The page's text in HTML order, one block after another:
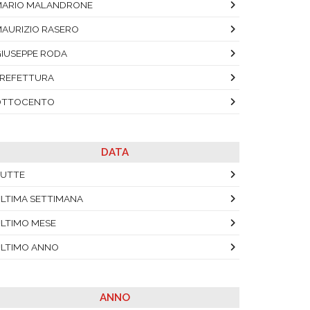
MALANDRONE
RASERO
RODA
DATA
SETTIMANA
MESE
ANNO
ANNO